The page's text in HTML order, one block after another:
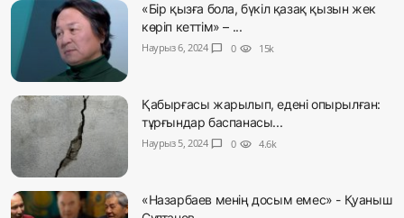
«Бір қызға бола, бүкіл қазақ қызын жек
көріп кеттім» – ...
Наурыз 6, 2024 chat_bubble 0 visibility 15k
Қабырғасы жарылып, едені опырылған:
тұрғындар баспанасы...
Наурыз 5, 2024 chat_bubble 0 visibility 4.6k
«Назарбаев менің досым емес» - Қуаныш